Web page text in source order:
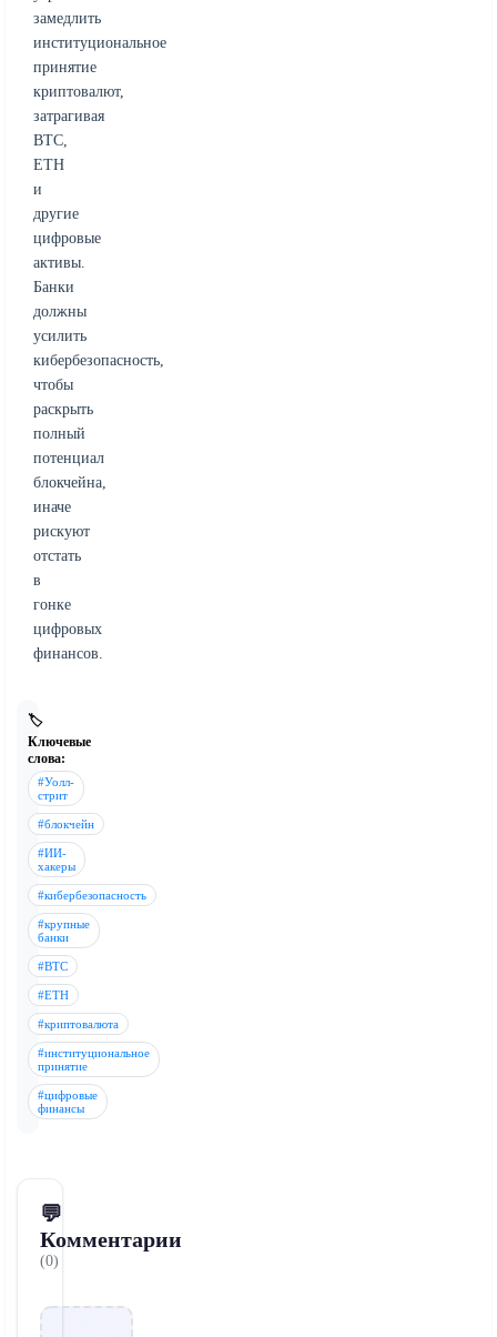
замедлить
институциональное
принятие
криптовалют,
затрагивая
BTC,
ETH
и
другие
цифровые
активы.
Банки
должны
усилить
кибербезопасность,
чтобы
раскрыть
полный
потенциал
блокчейна,
иначе
рискуют
отстать
в
гонке
цифровых
финансов.
🏷️
Ключевые
слова:
#Уолл-
стрит
#блокчейн
#ИИ-
хакеры
#кибербезопасность
#крупные
банки
#BTC
#ETH
#криптовалюта
#институциональное
принятие
#цифровые
финансы
💬
Комментарии
(0)